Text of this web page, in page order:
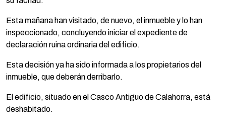
Esta mañana han visitado, de nuevo, el inmueble y lo han
inspeccionado, concluyendo iniciar el expediente de
declaración ruina ordinaria del edificio.
Esta decisión ya ha sido informada a los propietarios del
inmueble, que deberán derribarlo.
El edificio, situado en el Casco Antiguo de Calahorra, está
deshabitado.